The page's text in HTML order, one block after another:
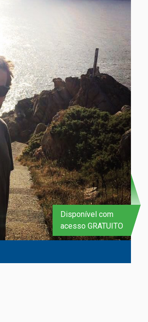
Disponível com
acesso GRATUITO